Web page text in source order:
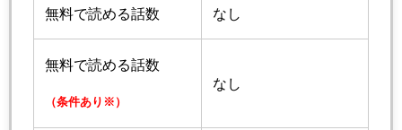
無料で読める話数 なし
無料で読める話数
（条件あり※）
なし